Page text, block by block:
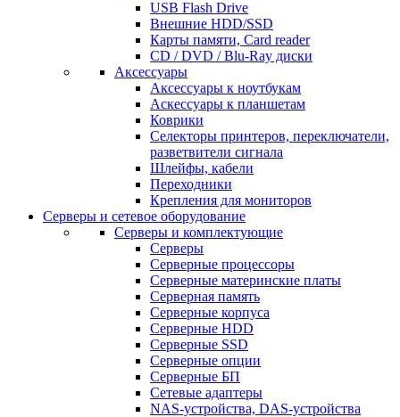
USB Flash Drive
Внешние HDD/SSD
Карты памяти, Card reader
CD / DVD / Blu-Ray диски
Аксессуары
Аксессуары к ноутбукам
Аскессуары к планшетам
Коврики
Селекторы принтеров, переключатели,
разветвители сигнала
Шлейфы, кабели
Переходники
Крепления для мониторов
Серверы и сетевое оборудование
Серверы и комплектующие
Серверы
Серверные процессоры
Серверные материнские платы
Серверная память
Серверные корпуса
Серверные HDD
Серверные SSD
Серверные опции
Серверные БП
Сетевые адаптеры
NAS-устройства, DAS-устройства